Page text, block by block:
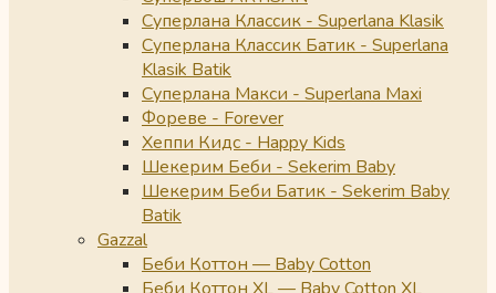
Суперлана Классик - Superlana Klasik
Суперлана Классик Батик - Superlana
Klasik Batik
Суперлана Макси - Superlana Maxi
Фореве - Forever
Хеппи Кидс - Happy Kids
Шекерим Беби - Sekerim Baby
Шекерим Беби Батик - Sekerim Baby
Batik
Gazzal
Беби Коттон — Baby Cotton